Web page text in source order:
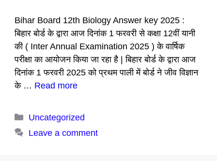
Bihar Board 12th Biology Answer key 2025 :
बिहार बोर्ड के द्वारा आज दिनांक 1 फरवरी से कक्षा 12वीं यानी
की ( Inter Annual Examination 2025 ) के वार्षिक
परीक्षा का आयोजन किया जा रहा है | बिहार बोर्ड के द्वारा आज
दिनांक 1 फरवरी 2025 को प्रथम पाली में बोर्ड ने जीव विज्ञान
के … Read more
Categories
Uncategorized
Leave a comment